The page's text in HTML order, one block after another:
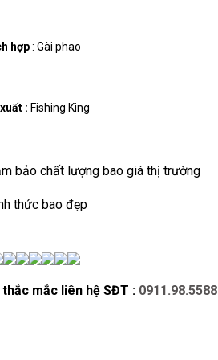
hợp: Gài phao
: Fishing King
bảo chất lượng bao giá thị trường
thức bao đẹp
thắc mắc liên hệ SĐT : 0911.98.5588